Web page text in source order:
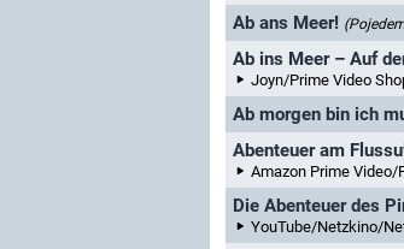
Ab ans Meer!
Ab ins Meer – Auf
Joyn/Prime Video Shop/
Ab morgen bin ich
Abenteuer am
Amazon Prime
Die Abenteuer des
YouTube/Netzkino/